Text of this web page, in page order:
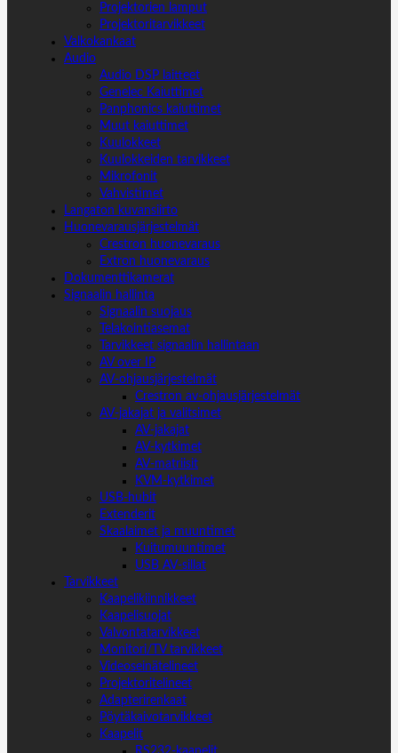
Projektorien lamput
Projektoritarvikkeet
Valkokankaat
Audio
Audio DSP laitteet
Genelec Kaiuttimet
Panphonics kaiuttimet
Muut kaiuttimet
Kuulokkeet
Kuulokkeiden tarvikkeet
Mikrofonit
Vahvistimet
Langaton kuvansiirto
Huonevarausjärjestelmät
Crestron huonevaraus
Extron huonevaraus
Dokumenttikamerat
Signaalin hallinta
Signaalin suojaus
Telakointiasemat
Tarvikkeet signaalin hallintaan
AV over IP
AV-ohjausjärjestelmät
Crestron av-ohjausjärjestelmät
AV-jakajat ja valitsimet
AV-jakajat
AV-kytkimet
AV-matriisit
KVM-kytkimet
USB-hubit
Extenderit
Skaalaimet ja muuntimet
Kuitumuuntimet
USB AV-sillat
Tarvikkeet
Kaapelikiinnikkeet
Kaapelisuojat
Valvontatarvikkeet
Monitori/TV tarvikkeet
Videoseinätelineet
Projektoritelineet
Adapterirenkaat
Pöytäkaivotarvikkeet
Kaapelit